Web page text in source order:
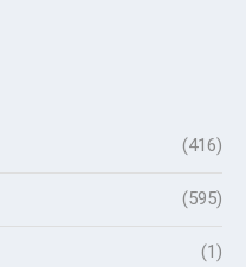
(416)
(595)
(1)